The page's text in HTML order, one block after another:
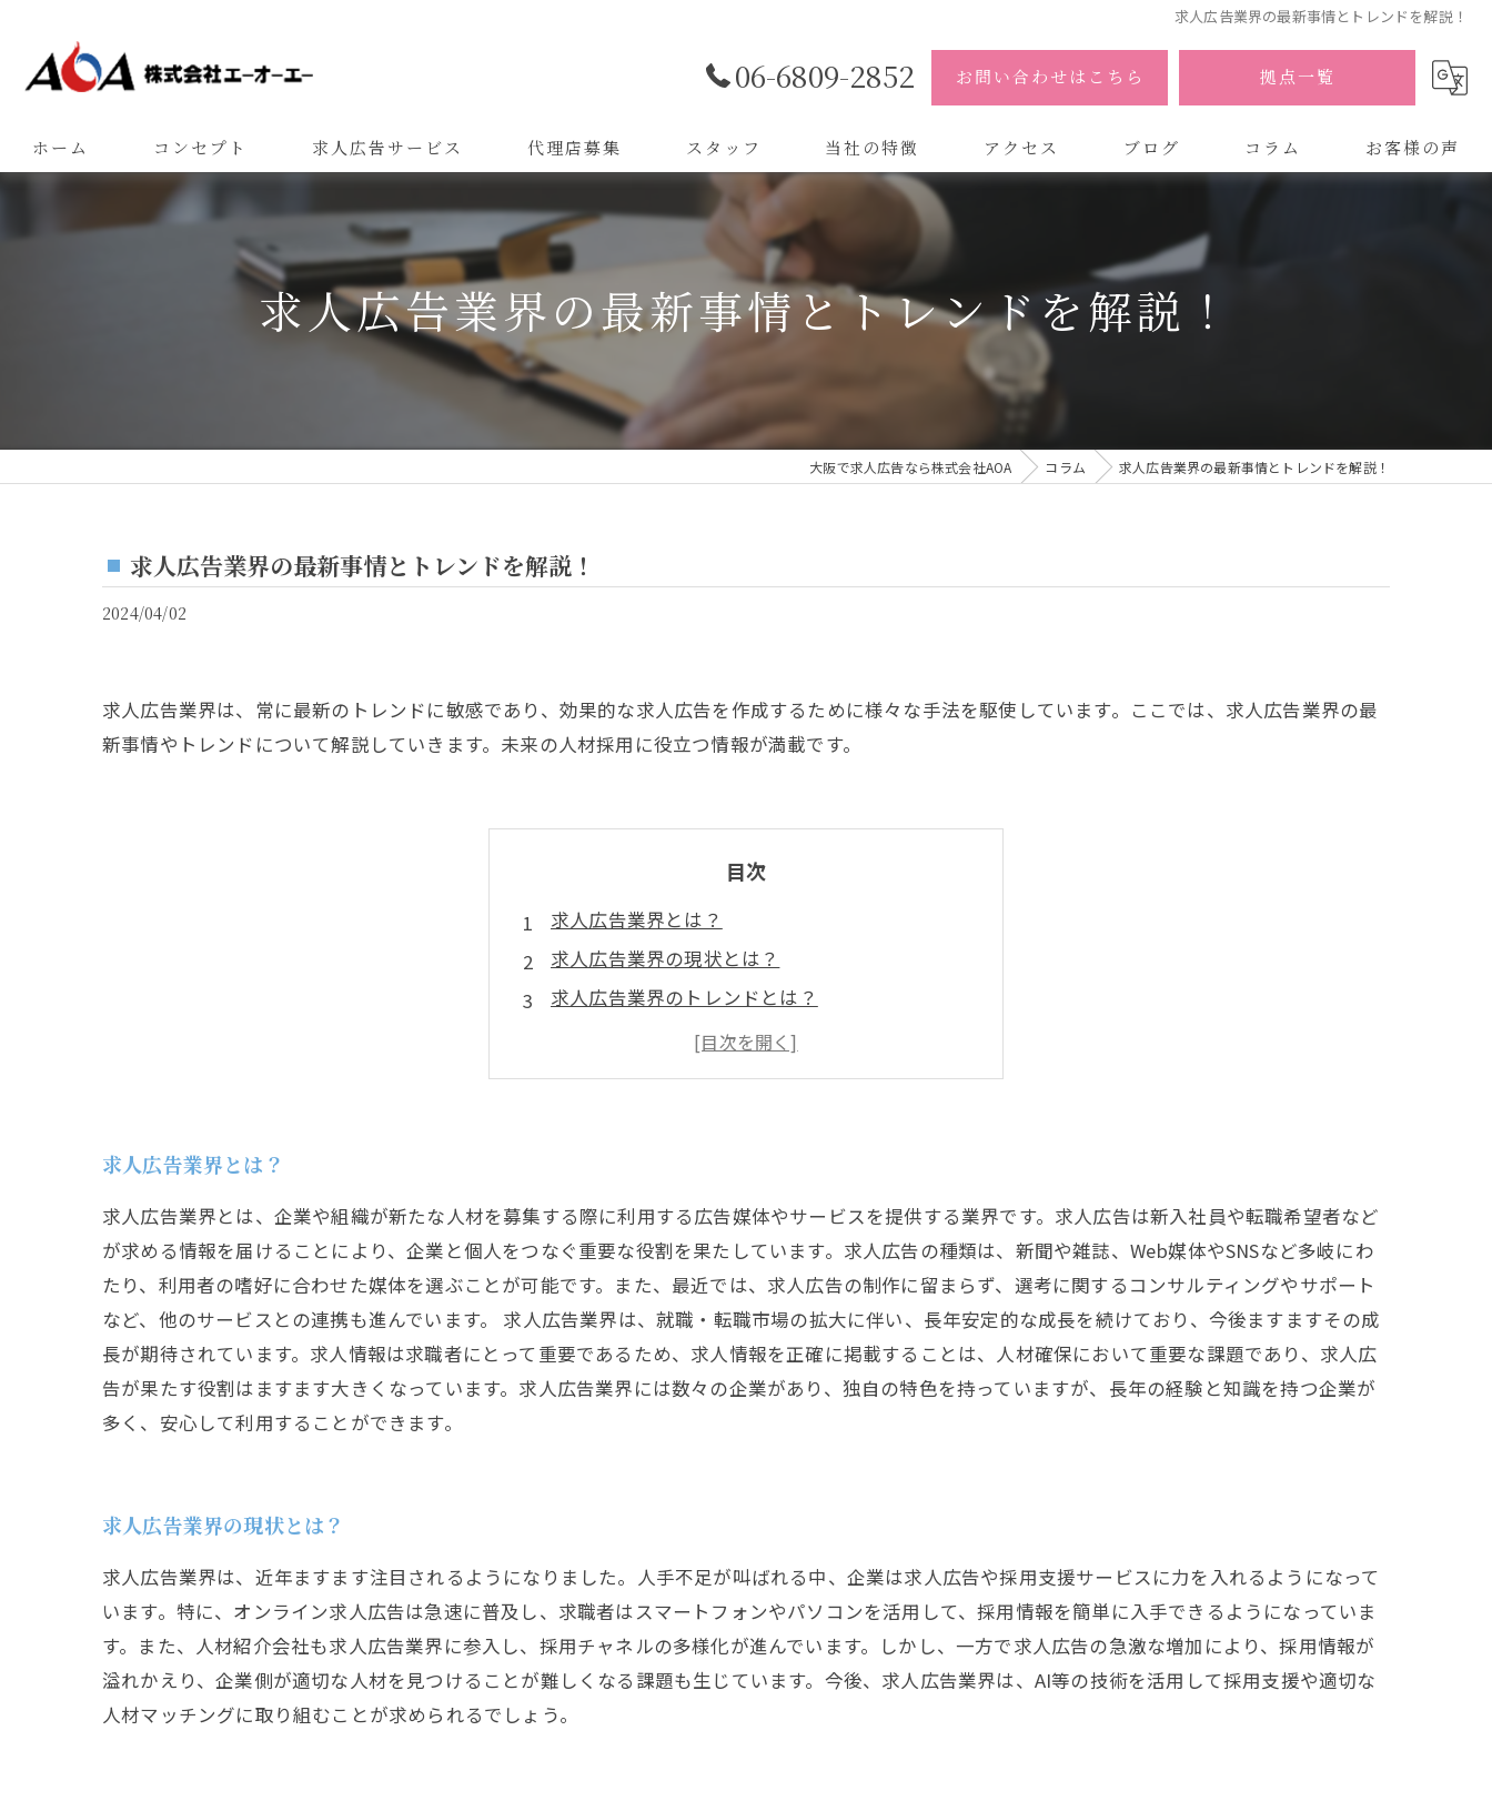
求人広告業界の最新事情とトレンドを解説！
06-6809-2852 お問い合わせはこちら 拠点一覧
ホーム コンセプト 求人広告サービス 代理店募集 スタッフ 当社の特徴
代理店
バイトル
アクセス
株式会社AOA 東京 渋谷オフィス
株式会社AOA 南森町オフィス
ブログ コラム お客様の声
求人広告業界の最新事情とトレンドを解説！
大阪で求人広告なら株式会社AOA コラム 求人広告業界の最新事情とトレンドを解説！
求人広告業界の最新事情とトレンドを解説！
2024/04/02
求人広告業界は、常に最新のトレンドに敏感であり、効果的な求人広告を作成するために様々な手法を駆使しています。ここでは、求人広告業界の最
新事情やトレンドについて解説していきます。未来の人材採用に役立つ情報が満載です。
目次
求人広告業界とは？
求人広告業界の現状とは？
求人広告業界のトレンドとは？
求人広告業界で求められるスキルとは？
求人広告業界での就職についてのアドバイス
求人広告業界とは？
求人広告業界とは、企業や組織が新たな人材を募集する際に利用する広告媒体やサービスを提供する業界です。求人広告は新入社員や転職希望者など
が求める情報を届けることにより、企業と個人をつなぐ重要な役割を果たしています。求人広告の種類は、新聞や雑誌、Web媒体やSNSなど多岐にわ
たり、利用者の嗜好に合わせた媒体を選ぶことが可能です。また、最近では、求人広告の制作に留まらず、選考に関するコンサルティングやサポート
など、他のサービスとの連携も進んでいます。 求人広告業界は、就職・転職市場の拡大に伴い、長年安定的な成長を続けており、今後ますますその成
長が期待されています。求人情報は求職者にとって重要であるため、求人情報を正確に掲載することは、人材確保において重要な課題であり、求人広
告が果たす役割はますます大きくなっています。求人広告業界には数々の企業があり、独自の特色を持っていますが、長年の経験と知識を持つ企業が
多く、安心して利用することができます。
求人広告業界の現状とは？
求人広告業界は、近年ますます注目されるようになりました。人手不足が叫ばれる中、企業は求人広告や採用支援サービスに力を入れるようになって
います。特に、オンライン求人広告は急速に普及し、求職者はスマートフォンやパソコンを活用して、採用情報を簡単に入手できるようになっていま
す。また、人材紹介会社も求人広告業界に参入し、採用チャネルの多様化が進んでいます。しかし、一方で求人広告の急激な増加により、採用情報が
溢れかえり、企業側が適切な人材を見つけることが難しくなる課題も生じています。今後、求人広告業界は、AI等の技術を活用して採用支援や適切な
人材マッチングに取り組むことが求められるでしょう。